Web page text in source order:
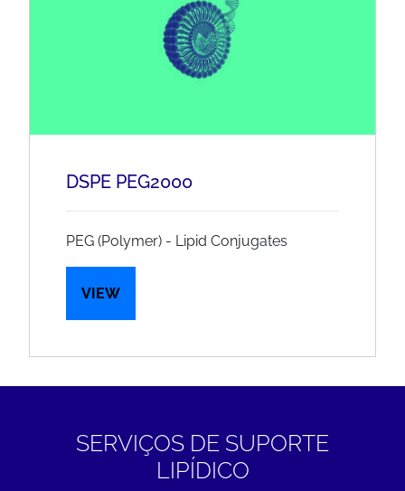
DSPE PEG2000
PEG (Polymer) - Lipid Conjugates
VIEW
SERVIÇOS DE SUPORTE
LIPÍDICO